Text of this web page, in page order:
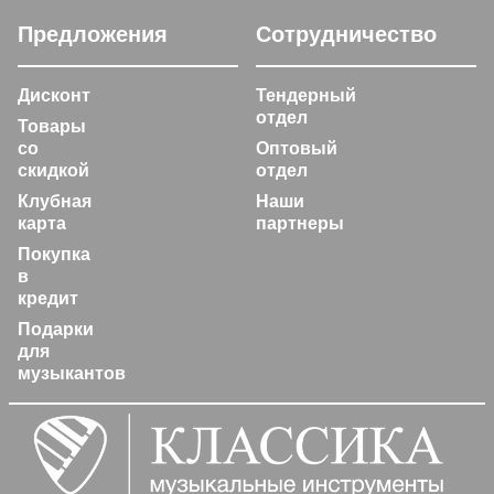
Предложения
Дисконт
Товары
со
скидкой
Клубная
карта
Покупка
в
кредит
Подарки
для
музыкантов
Сотрудничество
Тендерный
отдел
Оптовый
отдел
Наши
партнеры